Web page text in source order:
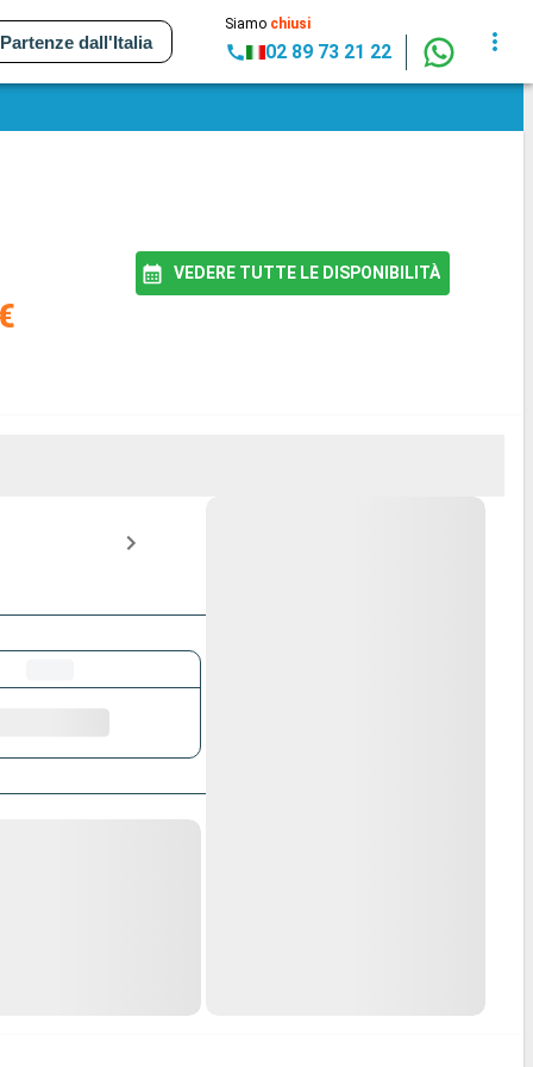
Partenze dall'Italia
Siamo chiusi
02 89 73 21 22
VEDERE TUTTE LE DISPONIBILITÀ